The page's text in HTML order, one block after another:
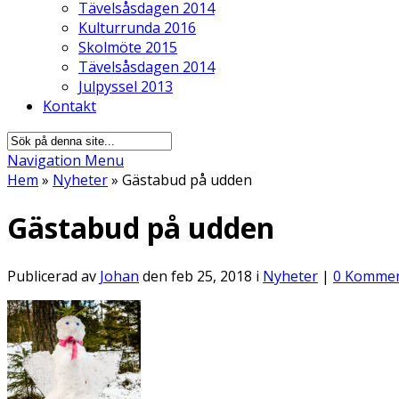
Tävelsåsdagen 2014
Kulturrunda 2016
Skolmöte 2015
Tävelsåsdagen 2014
Julpyssel 2013
Kontakt
Navigation Menu
Hem » Nyheter» Gästabud på udden
Gästabud på udden
Publicerad av Johan den feb 25, 2018 i Nyheter | 0